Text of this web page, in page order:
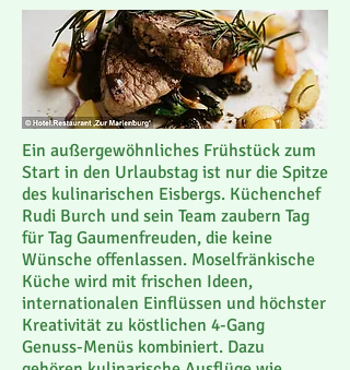
Ein außergewöhnliches Frühstück zum
Start in den Urlaubstag ist nur die Spitze
des kulinarischen Eisbergs. Küchenchef
Rudi Burch und sein Team zaubern Tag
für Tag Gaumenfreuden, die keine
Wünsche offenlassen. Moselfränkische
Küche wird mit frischen Ideen,
internationalen Einflüssen und höchster
Kreativität zu köstlichen 4-Gang
Genuss-Menüs kombiniert. Dazu